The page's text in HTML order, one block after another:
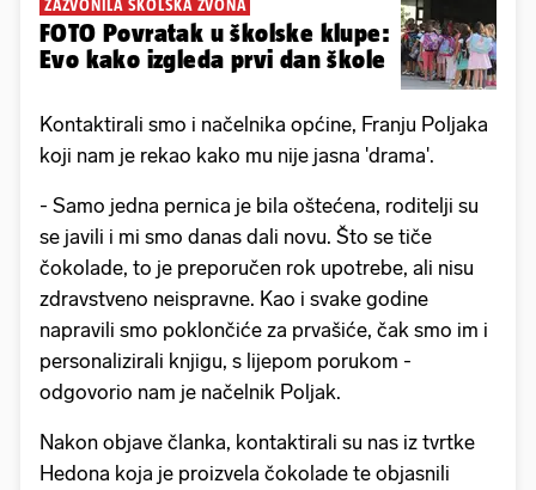
ZAZVONILA ŠKOLSKA ZVONA
FOTO Povratak u školske klupe:
Evo kako izgleda prvi dan škole
Kontaktirali smo i načelnika općine, Franju Poljaka
koji nam je rekao kako mu nije jasna 'drama'.
- Samo jedna pernica je bila oštećena, roditelji su
se javili i mi smo danas dali novu. Što se tiče
čokolade, to je preporučen rok upotrebe, ali nisu
zdravstveno neispravne. Kao i svake godine
napravili smo poklončiće za prvašiće, čak smo im i
personalizirali knjigu, s lijepom porukom -
odgovorio nam je načelnik Poljak.
Nakon objave članka, kontaktirali su nas iz tvrtke
Hedona koja je proizvela čokolade te objasnili